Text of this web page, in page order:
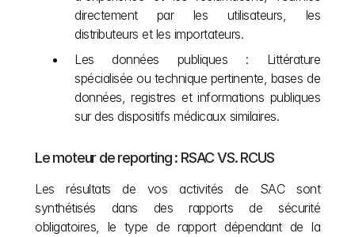
directement par les utilisateurs, les
distributeurs et les importateurs.
Les données publiques : Littérature
spécialisée ou technique pertinente, bases de
données, registres et informations publiques
sur des dispositifs médicaux similaires.
Le moteur de reporting : RSAC VS. RCUS
Les résultats de vos activités de SAC sont
synthétisés dans des rapports de sécurité
obligatoires, le type de rapport dépendant de la